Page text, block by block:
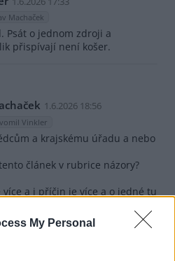
My Personal
Machaček
Psát o jednom zdroji a
přispívají není košer.
1.6.2026 18:56
Vinkler
a krajskému úřadu a nebo
článek v rubrice názory?
a i příčin je více a o jedné tu
se zahnívající vodou bez